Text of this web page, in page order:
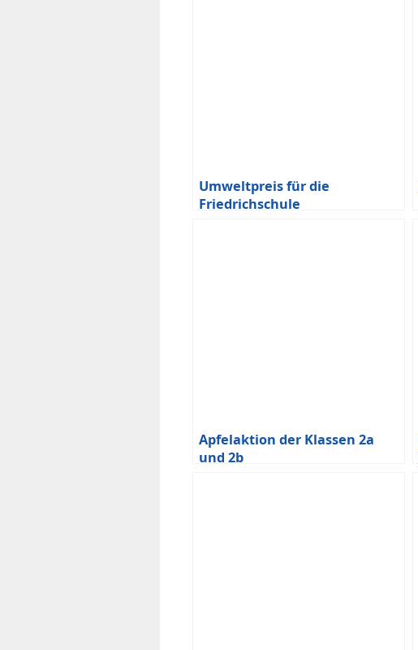
Umweltpreis für die
Friedrichschule
Apfelaktion der Klassen 2a
und 2b